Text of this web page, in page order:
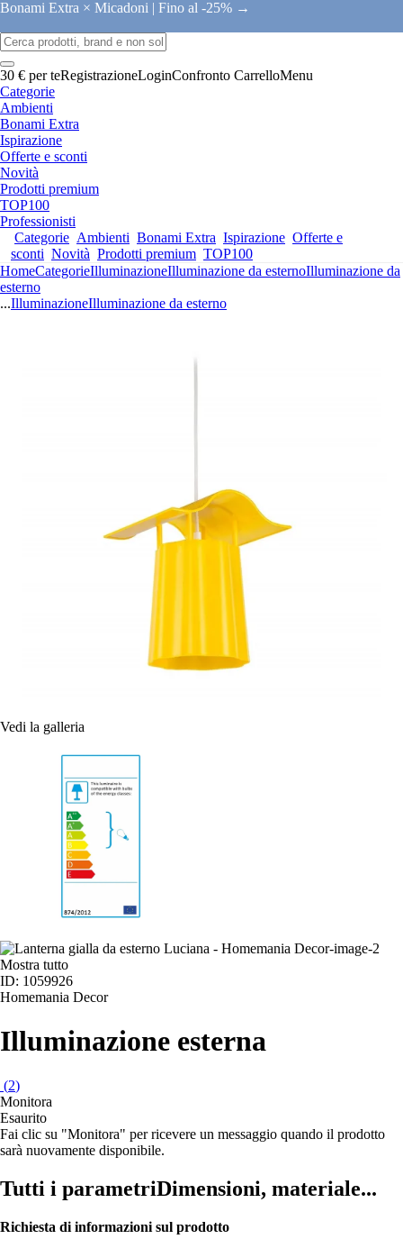
Bonami Extra × Micadoni | Fino al -25% →
30 € per teRegistrazioneLoginConfronto CarrelloMenu
Categorie
Ambienti
Bonami Extra
Ispirazione
Offerte e sconti
Novità
Prodotti premium
TOP100
Professionisti
Categorie Ambienti Bonami Extra Ispirazione Offerte e
sconti Novità Prodotti premium TOP100
HomeCategorieIlluminazioneIlluminazione da esternoIlluminazione da
esterno
...IlluminazioneIlluminazione da esterno
Vedi la galleria
Mostra tutto
ID: 1059926
Homemania Decor
Illuminazione esterna
(2)
Monitora
Esaurito
Fai clic su "Monitora" per ricevere un messaggio quando il prodotto
sarà nuovamente disponibile.
Tutti i parametriDimensioni, materiale...
Richiesta di informazioni sul prodotto